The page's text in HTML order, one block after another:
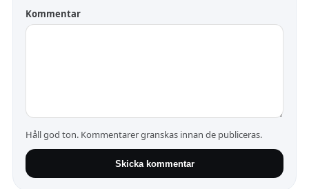
Kommentar
Håll god ton. Kommentarer granskas innan de publiceras.
Skicka kommentar